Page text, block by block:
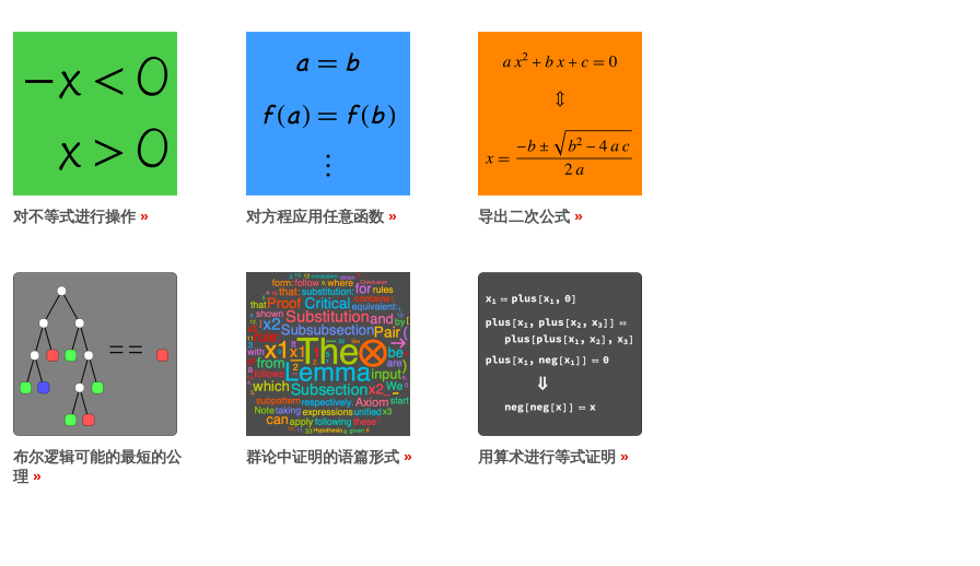
对不等式进行操作 对方程应用任意函数 导出二次公式
布尔逻辑可能的最短的公
理
群论中证明的语篇形式 用算术进行等式证明